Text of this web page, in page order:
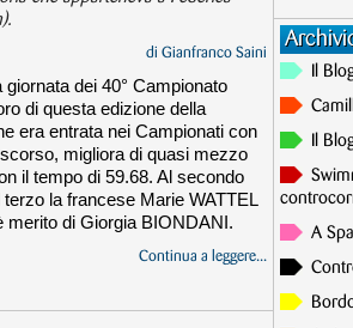
di Gianfranco Saini
dei 40° Campionato
di questa edizione della
era entrata nei Campionati con
migliora di quasi mezzo
il tempo di 59.68. Al secondo
la francese Marie WATTEL
merito di Giorgia BIONDANI.
Continua a leggere...
Il
Il
A